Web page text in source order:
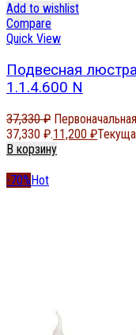
Add to wishlist
Compare
Quick View
Подвесная
1.1.4.600 N
37,330₽
37,330 ₽.11,200 ₽
В корзину
-70%Hot